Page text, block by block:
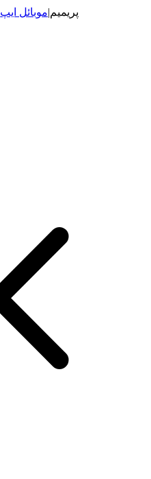
پریمیم|موبائل ایپ